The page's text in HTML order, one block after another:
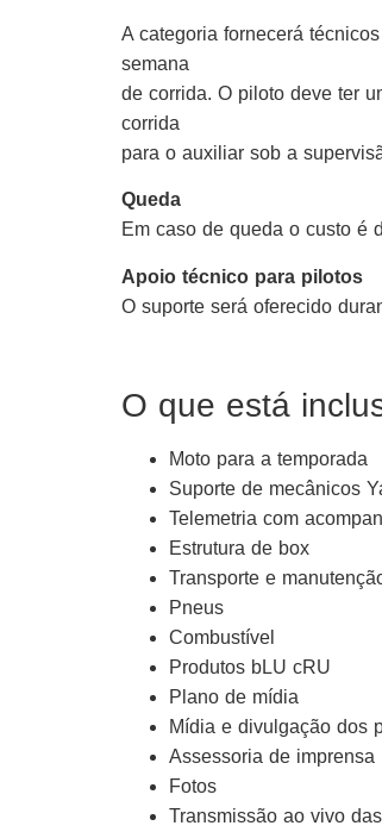
A categoria fornecerá
semana
de corrida. O piloto deve ter
corrida
para o auxiliar sob a
Queda
Em caso de queda o custo é
Apoio técnico para pilotos
O suporte será oferecido
O que está
Moto para a temporada
Suporte de mecânicos
Telemetria com
Estrutura de box
Transporte e
Pneus
Combustível
Produtos bLU cRU
Plano de mídia
Mídia e divulgação dos
Assessoria de imprensa
Fotos
Transmissão ao vivo